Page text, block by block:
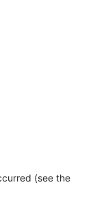
(see the